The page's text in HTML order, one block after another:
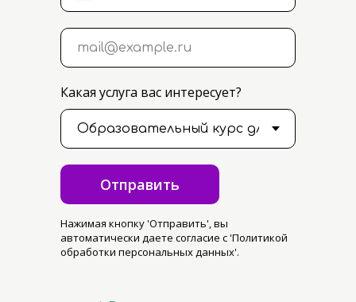
Какая услуга вас интересует?
Отправить
Нажимая кнопку 'Отправить', вы
автоматически даете согласие с 'Политикой
обработки персональных данных'.